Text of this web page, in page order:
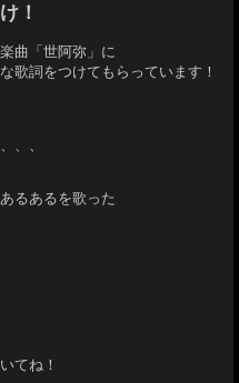
！
曲「世阿弥」に
歌詞をつけてもらっています！
、、
るあるを歌った
てね！